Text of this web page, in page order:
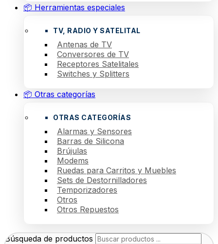
📦 Herramientas especiales
TV, RADIO Y SATELITAL
Antenas de TV
Conversores de TV
Receptores Satelitales
Switches y Splitters
📦 Otras categorías
OTRAS CATEGORÍAS
Alarmas y Sensores
Barras de Silicona
Brújulas
Modems
Ruedas para Carritos y Muebles
Sets de Destornilladores
Temporizadores
Otros
Otros Repuestos
Búsqueda de productos